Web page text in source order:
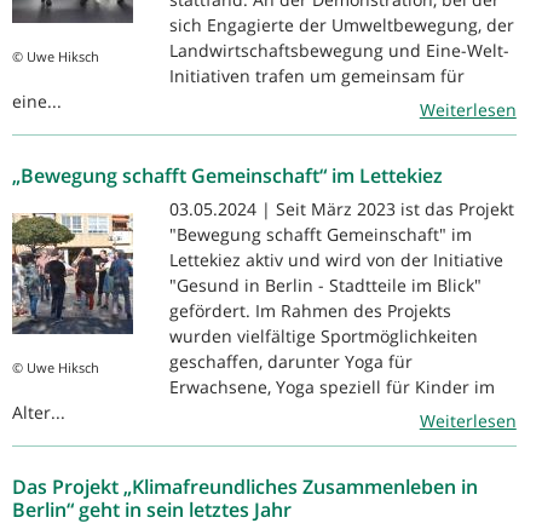
© Uwe Hiksch
sich Engagierte der Umweltbewegung, der
Landwirtschaftsbewegung und Eine-Welt-
Initiativen trafen um gemeinsam für
eine...
Weiterlesen
„Bewegung schafft Gemeinschaft“ im Lettekiez
© Uwe Hiksch
03.05.2024 | Seit März 2023 ist das Projekt
"Bewegung schafft Gemeinschaft" im
Lettekiez aktiv und wird von der Initiative
"Gesund in Berlin - Stadtteile im Blick"
gefördert. Im Rahmen des Projekts
wurden vielfältige Sportmöglichkeiten
geschaffen, darunter Yoga für
Erwachsene, Yoga speziell für Kinder im
Alter...
Weiterlesen
Das Projekt „Klimafreundliches Zusammenleben in
Berlin“ geht in sein letztes Jahr